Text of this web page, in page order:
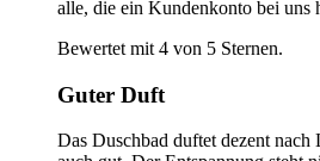
alle, die ein Kundenkonto bei uns
Bewertet mit 4 von 5 Sternen.
Guter Duft
Das Duschbad duftet dezent nach